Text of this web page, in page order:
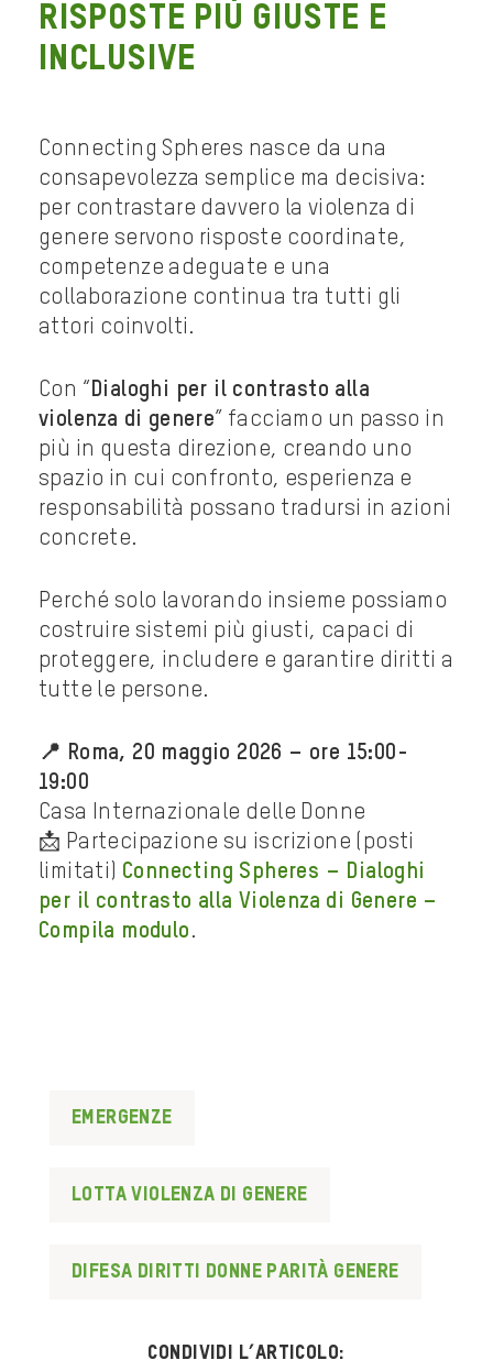
RISPOSTE PIÙ GIUSTE E
INCLUSIVE
Connecting Spheres nasce da una
consapevolezza semplice ma decisiva:
per contrastare davvero la violenza di
genere servono risposte coordinate,
competenze adeguate e una
collaborazione continua tra tutti gli
attori coinvolti.
Con “ Dialoghi per il contrasto alla
violenza di genere” facciamo un passo in
più in questa direzione, creando uno
spazio in cui confronto, esperienza e
responsabilità possano tradursi in azioni
concrete.
Perché solo lavorando insieme possiamo
costruire sistemi più giusti, capaci di
proteggere, includere e garantire diritti a
tutte le persone.
📍 Roma, 20 maggio 2026 – ore 15:00-
19:00
Casa Internazionale delle Donne
📩 Partecipazione su iscrizione (posti
limitati) Connecting Spheres – Dialoghi
per il contrasto alla Violenza di Genere –
Compila modulo .
Emergenze
lotta violenza di genere
difesa diritti donne parità genere
Condividi l’articolo: